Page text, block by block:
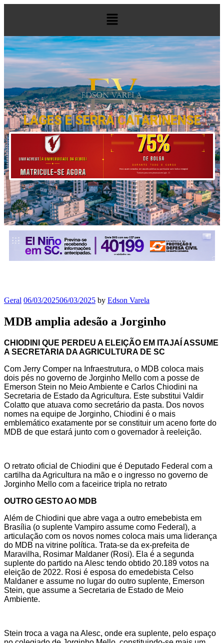
LAGES E SERRA CATARINENSE
Geral 06/03/202506/03/2025 by Edson Varela
MDB amplia adesão a Jorginho
CHIODINI QUE PERDEU A ELEIÇÃO EM ITAJAÍ ASSUME
A SECRETARIA DA AGRICULTURA DE SC
Com Jerry Comper na Infraestrutura, o MDB coloca mais
dois pés no governo de Jorginho Mello com a posse de
Emerson Stein no Meio Ambiente e Carlos Chiodini na
Secretaria de Estado da Agricultura. Este substitui Valdir
Colatto que atuava como secretário da pasta. Dos novos
nomes na equipe de Jorginho, Chiodini é o mais
emblemático exatamente por se constituir um aceno forte do
MDB de que estará junto com o governador à reeleição.
O retrato oficial de Chiodini que é Deputado Federal com a
cartilha da Agricultura na mão e o ingresso no governo de
Jorginho Mello com a faceirice tripla no retrato
OUTRO GESTO AO MDB
Além de Chiodini que abre vaga a outro emebebista em
Brasília (o suplente Vampiro assume como Federal), a
articulação com os novos nomes coloca mais uma liderança
do MDB na vitrine política. Trata-se da ex-prefeita de
Maravilha, Rosimar Maldaner (Rosi). Ela é a segunda
suplente do partido na Alesc tendo obtido 20.189 votos na
eleição de 2022. Rosi é esposa do emedebista Celso
Maldaner e assume no lugar do outro suplente, Emerson
Stein, que assume a Secretaria de Estado de Meio
Ambiente.
Stein troca a vaga na Alesc, onde era suplente, pelo espaço